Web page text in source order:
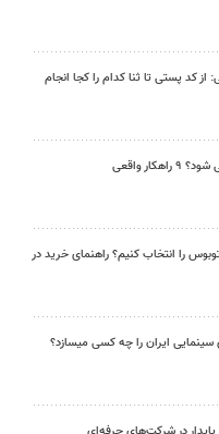
از کد پستی تا ثنا کدام را کجا انجام
واقعی
را انتخاب کنیم؟ راهنمای خرید در
ایران را چه کسی میسازد؟